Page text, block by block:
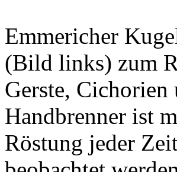
Emmericher
(Bild links) zum
Gerste,
Handbrenner ist
Röstung jeder